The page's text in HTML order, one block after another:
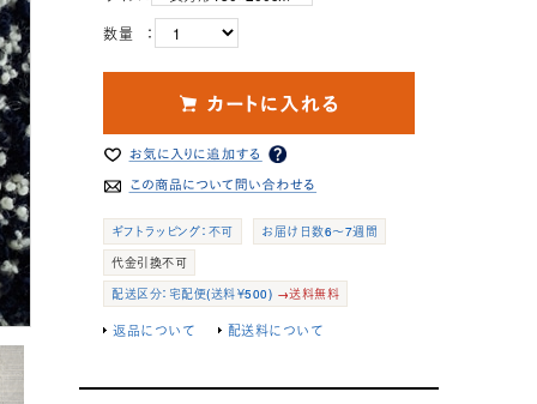
数量 ：
ギフトラッピング：不可
お届け日数6～7週間
代金引換不可
配送区分：宅配便(送料￥500) →送料無料
返品について 配送料について